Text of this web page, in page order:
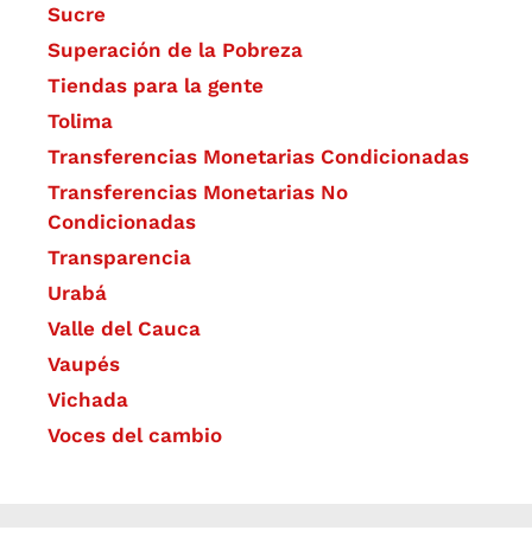
Sucre
Superación de la Pobreza
Tiendas para la gente
Tolima
Transferencias Monetarias Condicionadas
Transferencias Monetarias No
Condicionadas
Transparencia
Urabá
Valle del Cauca
Vaupés
Vichada
Voces del cambio